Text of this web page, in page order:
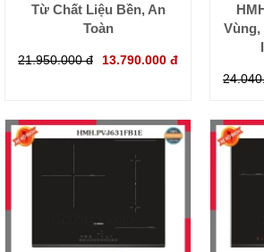
Từ Chất Liệu Bền, An
Toàn
21.950.000 đ 13.790.000 đ